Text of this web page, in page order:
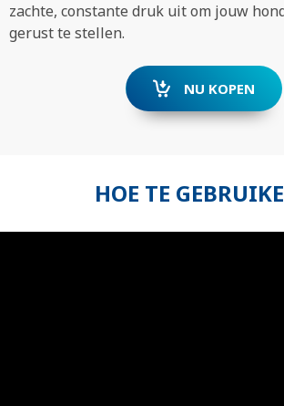
zachte, constante druk uit om jouw
gerust te stellen.
NU KOPEN
HOE TE